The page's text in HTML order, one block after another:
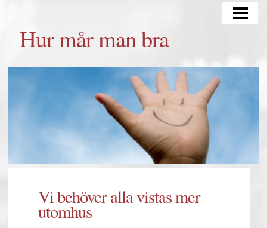
TÄNKA POSITIVT
Hur mår man bra
Vi behöver alla vistas mer
utomhus